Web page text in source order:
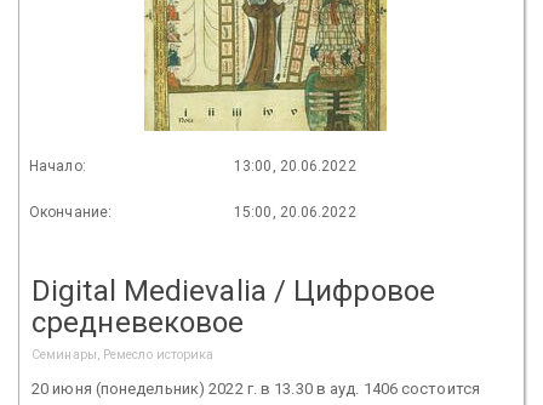
Начало: 13:00, 20.06.2022
Окончание: 15:00, 20.06.2022
Digital Medievalia / Цифровое
средневековое
Семинары, Ремесло историка
20 июня (понедельник) 2022 г. в 13.30 в ауд. 1406 состоится